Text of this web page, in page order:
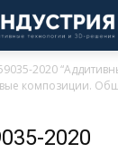
2020
композиции.
2020